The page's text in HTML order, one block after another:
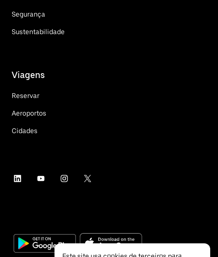
Segurança
Sustentabilidade
Viagens
Reservar
Aeroportos
Cidades